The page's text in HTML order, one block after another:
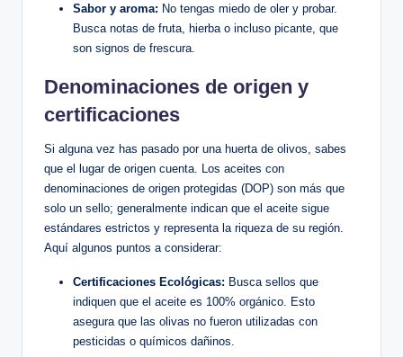
Sabor y aroma: No tengas miedo de oler y probar.
Busca notas de fruta, hierba o incluso picante, que
son signos de frescura.
Denominaciones de origen y
certificaciones
Si alguna vez has pasado por una huerta de olivos, sabes
que el lugar de origen cuenta. Los aceites con
denominaciones de origen protegidas (DOP) son más que
solo un sello; generalmente indican que el aceite sigue
estándares estrictos y representa la riqueza de su región.
Aquí algunos puntos a considerar:
Certificaciones Ecológicas: Busca sellos que
indiquen que el aceite es 100% orgánico. Esto
asegura que las olivas no fueron utilizadas con
pesticidas o químicos dañinos.